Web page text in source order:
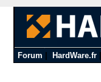
Forum HardWare.fr|